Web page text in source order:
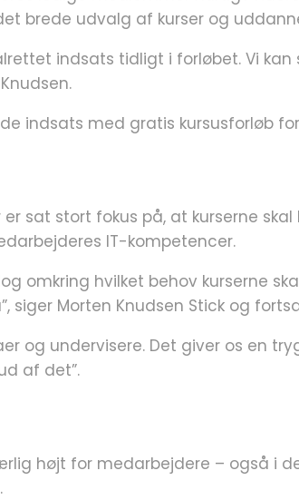
brede udvalg af kurser og
indsats tidligt i forløbet. Vi
indsats med gratis kursusforløb
sat stort fokus på, at kurserne
IT-kompetencer.
omkring hvilket behov kurserne
Morten Knudsen Stick og
og undervisere. Det giver os en
af det”.
højt for medarbejdere – også i